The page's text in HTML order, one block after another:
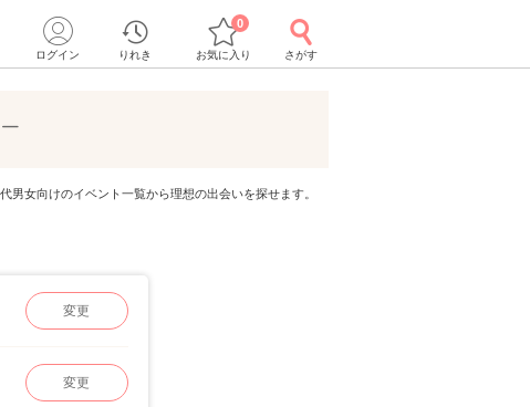
ログイン りれき お気に入り
0
さがす
女向けのイベント一覧から理想の出会いを探せます。
変更
変更